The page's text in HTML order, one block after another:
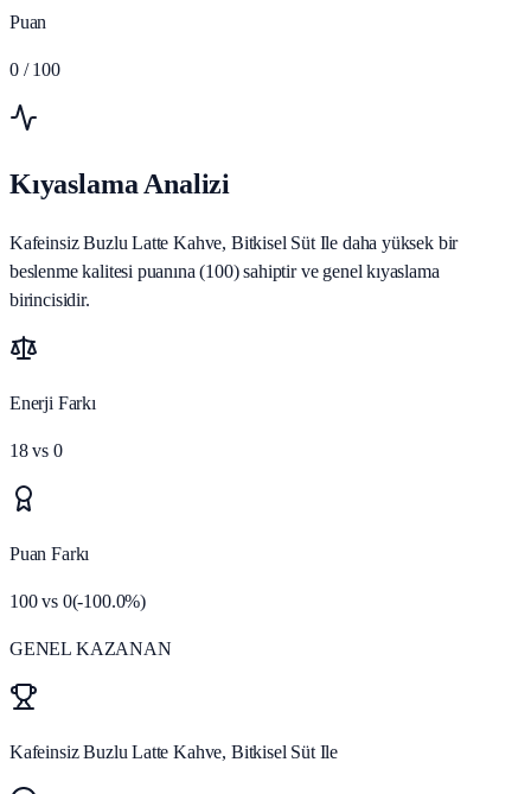
Puan
0 / 100
Kıyaslama Analizi
Kafeinsiz Buzlu Latte Kahve, Bitkisel Süt Ile daha yüksek bir
beslenme kalitesi puanına (100) sahiptir ve genel kıyaslama
birincisidir.
Enerji Farkı
18vs 0
Puan Farkı
100vs 0(-100.0%)
GENEL KAZANAN
Kafeinsiz Buzlu Latte Kahve, Bitkisel Süt Ile